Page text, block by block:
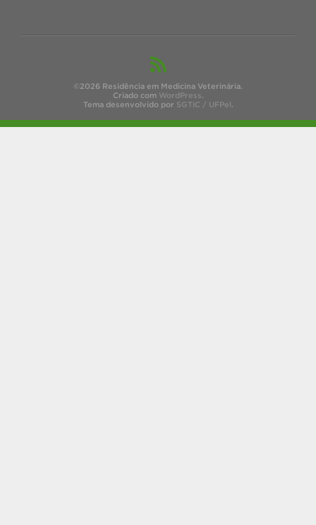
©2026 Residência em Medicina Veterinária.
Criado com WordPress.
Tema desenvolvido por SGTIC / UFPel.